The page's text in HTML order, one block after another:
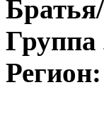
Группа
Регион: